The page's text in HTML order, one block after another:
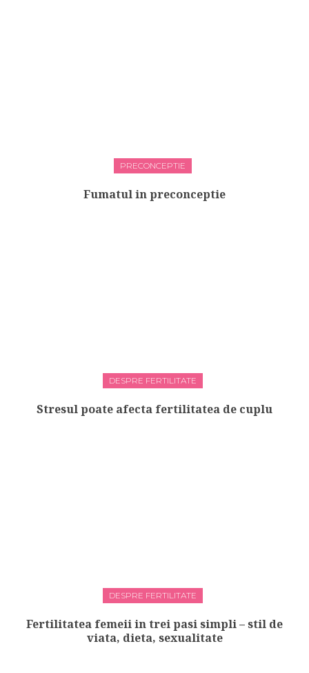
PRECONCEPTIE
Fumatul in preconceptie
DESPRE FERTILITATE
Stresul poate afecta fertilitatea de cuplu
DESPRE FERTILITATE
Fertilitatea femeii in trei pasi simpli – stil de
viata, dieta, sexualitate